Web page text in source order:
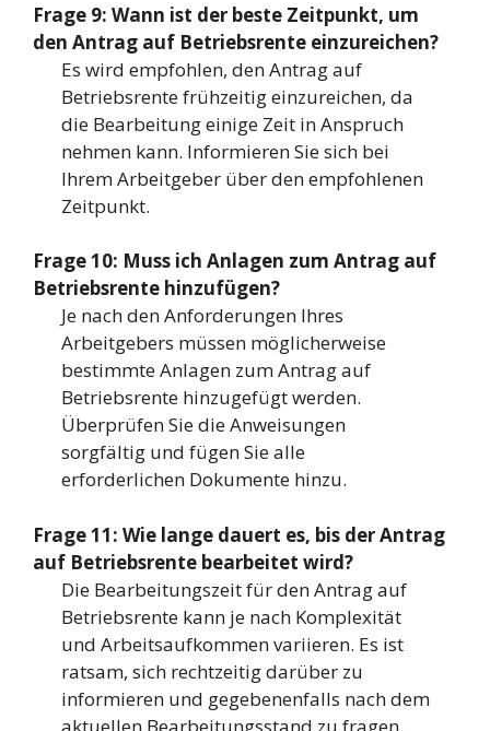
Frage 9: Wann ist der beste Zeitpunkt, um
den Antrag auf Betriebsrente einzureichen?
Es wird empfohlen, den Antrag auf
Betriebsrente frühzeitig einzureichen, da
die Bearbeitung einige Zeit in Anspruch
nehmen kann. Informieren Sie sich bei
Ihrem Arbeitgeber über den empfohlenen
Zeitpunkt.
Frage 10: Muss ich Anlagen zum Antrag auf
Betriebsrente hinzufügen?
Je nach den Anforderungen Ihres
Arbeitgebers müssen möglicherweise
bestimmte Anlagen zum Antrag auf
Betriebsrente hinzugefügt werden.
Überprüfen Sie die Anweisungen
sorgfältig und fügen Sie alle
erforderlichen Dokumente hinzu.
Frage 11: Wie lange dauert es, bis der Antrag
auf Betriebsrente bearbeitet wird?
Die Bearbeitungszeit für den Antrag auf
Betriebsrente kann je nach Komplexität
und Arbeitsaufkommen variieren. Es ist
ratsam, sich rechtzeitig darüber zu
informieren und gegebenenfalls nach dem
aktuellen Bearbeitungsstand zu fragen.